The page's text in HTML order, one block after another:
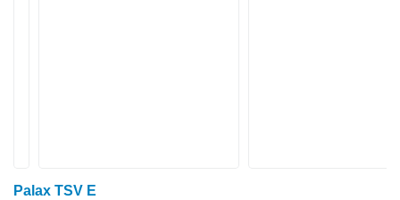
Palax TSV E